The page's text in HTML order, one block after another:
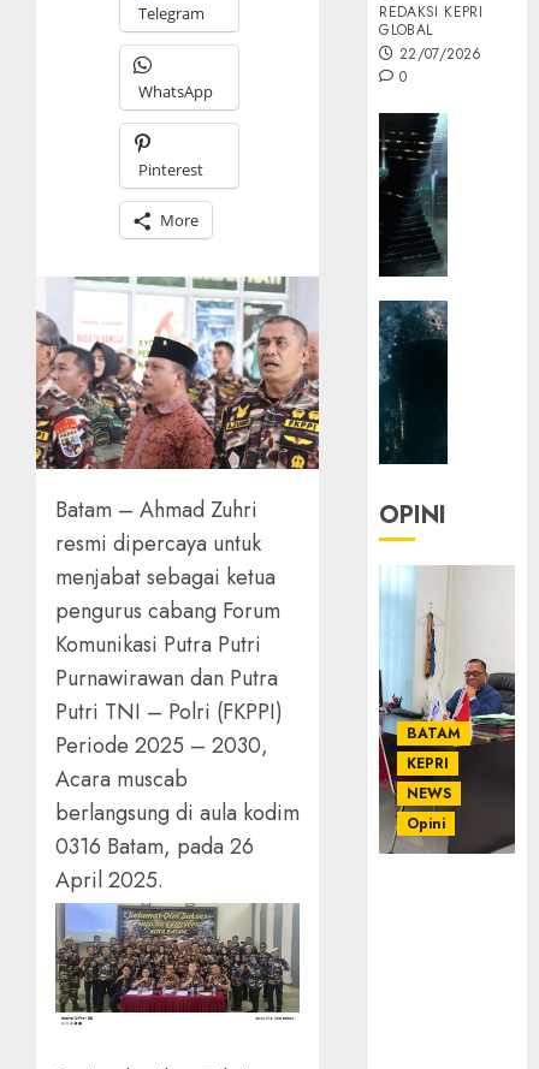
Telegram
WhatsApp
Pinterest
More
Batam – Ahmad Zuhri
resmi dipercaya untuk
menjabat sebagai ketua
pengurus cabang Forum
Komunikasi Putra Putri
Purnawirawan dan Putra
Putri TNI – Polri (FKPPI)
Periode 2025 – 2030,
Acara muscab
berlangsung di aula kodim
0316 Batam, pada 26
April 2025.
REDAKSI KEPRI
GLOBAL
22/07/2026
0
OPINI
BATAM
KEPRI
NEWS
Opini